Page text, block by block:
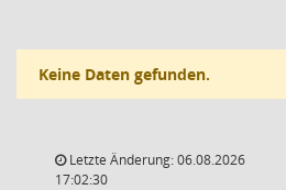
Keine Daten gefunden.
Letzte Änderung: 06.08.2026
17:02:30